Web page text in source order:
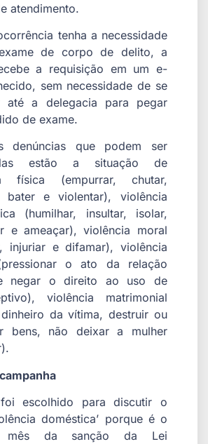
atendimento.
tenha a necessidade
de corpo de delito, a
a requisição em um e-
sem necessidade de se
até a delegacia para pegar
de exame.
denúncias que podem ser
estão a situação de
física (empurrar, chutar,
bater e violentar), violência
(humilhar, insultar, isolar,
e ameaçar), violência moral
injuriar e difamar), violência
o ato da relação
negar o direito ao uso de
violência matrimonial
da vítima, destruir ou
bens, não deixar a mulher
escolhido para discutir o
doméstica’ porque é o
mês da sanção da Lei